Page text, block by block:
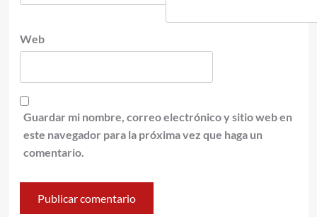
Web
Guardar mi nombre, correo electrónico y sitio web en
este navegador para la próxima vez que haga un
comentario.